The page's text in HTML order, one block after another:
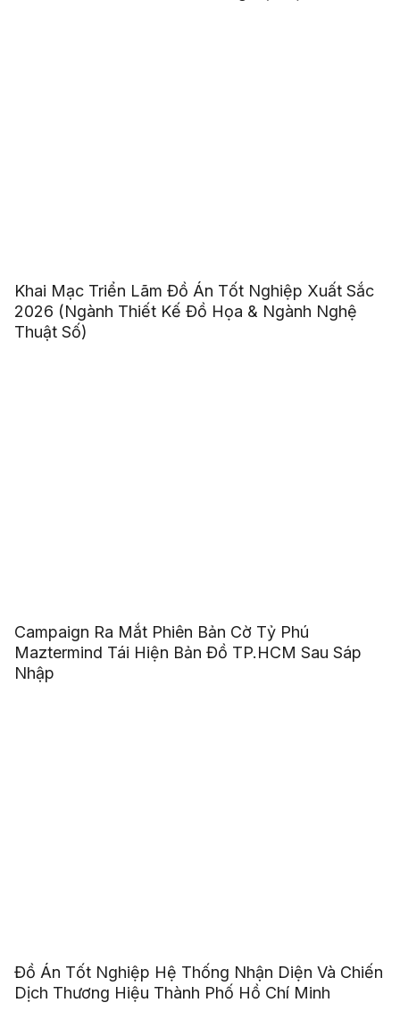
Khai Mạc Triển Lãm Đồ Án Tốt Nghiệp Xuất Sắc
2026 (Ngành Thiết Kế Đồ Họa & Ngành Nghệ
Thuật Số)
Campaign Ra Mắt Phiên Bản Cờ Tỷ Phú
Maztermind Tái Hiện Bản Đồ TP.HCM Sau Sáp
Nhập
Đồ Án Tốt Nghiệp Hệ Thống Nhận Diện Và Chiến
Dịch Thương Hiệu Thành Phố Hồ Chí Minh